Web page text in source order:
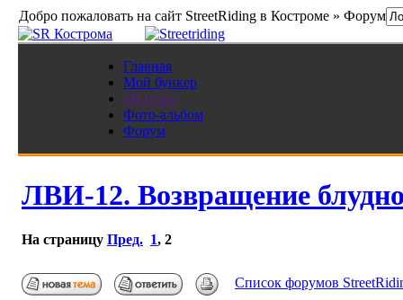
Добро пожаловать на сайт StreetRiding в Костроме » Форум
Главная
Мой бункер
SR игры
Фото-альбом
Форум
ЛВИ-12. Возвращение
На страницу Пред. 1, 2
Список форумов